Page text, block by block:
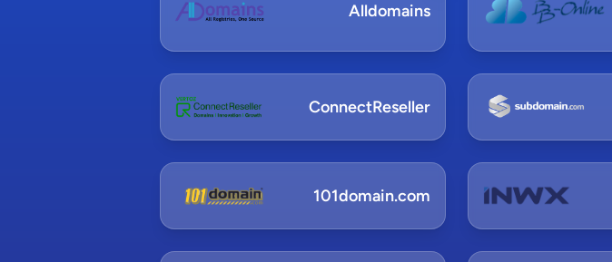
Alldomains
ConnectReseller
101domain.com